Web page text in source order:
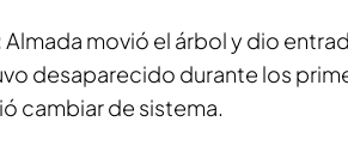
Almada movió el árbol y dio
desaparecido durante los
cambiar de sistema.